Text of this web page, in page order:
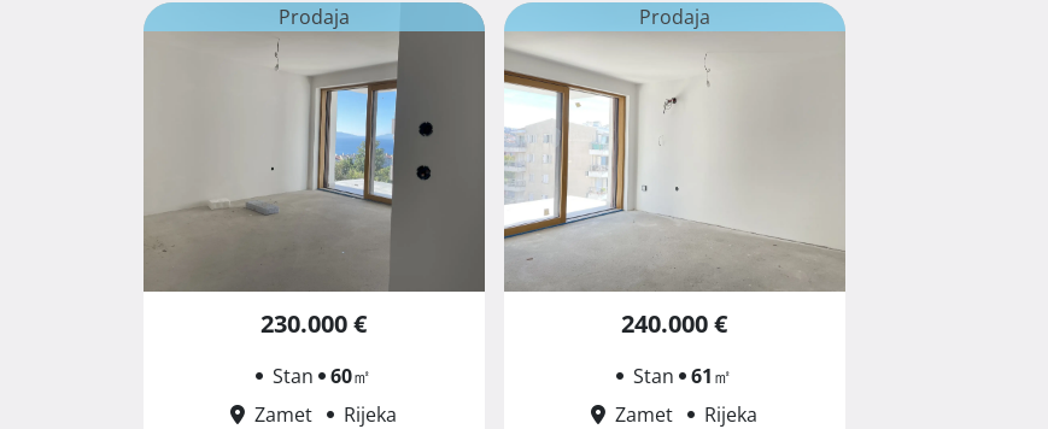
Prodaja
230.000 €
Stan 60㎡
Zamet
Rijeka
Prodaja
240.000 €
Stan 61㎡
Zamet
Rijeka